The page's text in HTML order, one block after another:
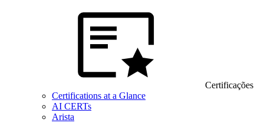
Certificações
Certifications at a Glance
AI CERTs
Arista